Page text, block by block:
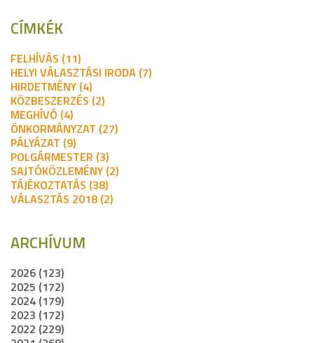
CÍMKÉK
FELHÍVÁS (11)
HELYI VÁLASZTÁSI IRODA (7)
HIRDETMÉNY (4)
KÖZBESZERZÉS (2)
MEGHÍVÓ (4)
ÖNKORMÁNYZAT (27)
PÁLYÁZAT (9)
POLGÁRMESTER (3)
SAJTÓKÖZLEMÉNY (2)
TÁJÉKOZTATÁS (38)
VÁLASZTÁS 2018 (2)
ARCHÍVUM
2026 (123)
2025 (172)
2024 (179)
2023 (172)
2022 (229)